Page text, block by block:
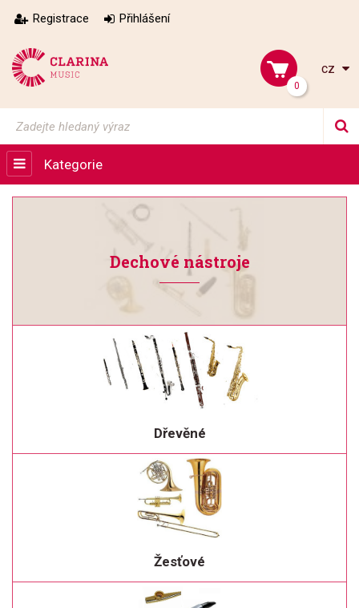
Registrace Přihlášení
0
cz
Kategorie
Dechové nástroje
Dřevěné
Žesťové